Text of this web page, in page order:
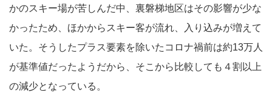
かのスキー場が苦しんだ中、裏磐梯地区はその影響が少な
かったため、ほかからスキー客が流れ、入り込みが増えて
いた。そうしたプラス要素を除いたコロナ禍前は約13万人
が基準値だったようだから、そこから比較しても４割以上
の減少となっている。